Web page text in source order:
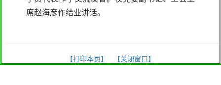
席赵海彦作结业讲话。
【打印本页】 【关闭窗口】